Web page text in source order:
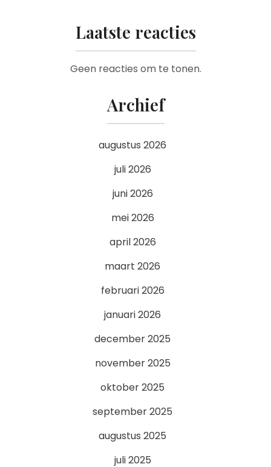
Laatste reacties
Geen reacties om te tonen.
Archief
augustus 2026
juli 2026
juni 2026
mei 2026
april 2026
maart 2026
februari 2026
januari 2026
december 2025
november 2025
oktober 2025
september 2025
augustus 2025
juli 2025